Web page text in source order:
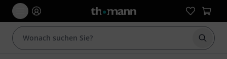
Suche